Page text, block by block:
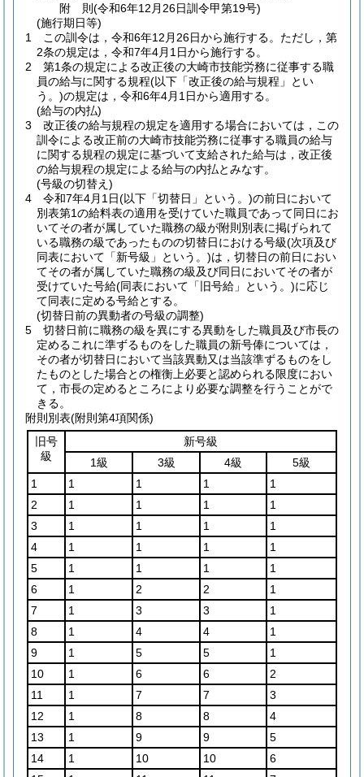
附 則(令和6年12月26日訓令甲第19号)
(施行期日等)
1
この訓令は，令和6年12月26日から施行する。 ただし，第
2条の規定は，令和7年4月1日から施行する。
2
第1条の規定による改正後の大崎市技能労務に従事する職
員の給与に関する規程(以下「改正後の給与規程」とい
う。)の規定は，令和6年4月1日から適用する。
(給与の内払)
3
改正後の給与規程の規定を適用する場合においては，この
訓令による改正前の大崎市技能労務に従事する職員の給与
に関する規程の規定に基づいて支給された給与は，改正後
の給与規程の規定による給与の内払とみなす。
(号級の切替え)
4
令和7年4月1日(以下「切替日」という。)の前日において
別表第1の給料表の適用を受けていた職員であって同日にお
いてその者が属していた職務の級が附則別表に掲げられて
いる職務の級であったものの切替日における号級(次項及び
同表において「新号級」という。)は，切替日の前日におい
てその者が属していた職務の級及び同日においてその者が
受けていた号給(同表において「旧号給」という。)に応じ
て同表に定める号給とする。
(切替日前の異動者の号級の調整)
5
切替日前に職務の級を異にする異動をした職員及び市長の
定めるこれに準ずるものをした職員の新号俸については，
その者が切替日において当該異動又は当該準ずるものをし
たものとした場合との権衡上必要と認められる限度におい
て，市長の定めるところにより必要な調整を行うことがで
きる。
附則別表(附則第4項関係)
旧号
級
新号級
1級
3級 4級
5級
1
1 1 1
1
2
1 1 1
1
3
1 1 1
1
4
1 1 1
1
5
1 1 1
1
6
1 2 2
1
7
1 3 3
1
8
1 4 4
1
9
1 5 5
1
10
1 6 6
2
11
1 7 7
3
12
1 8 8
4
13
1 9 9
5
14
1 10 10
6